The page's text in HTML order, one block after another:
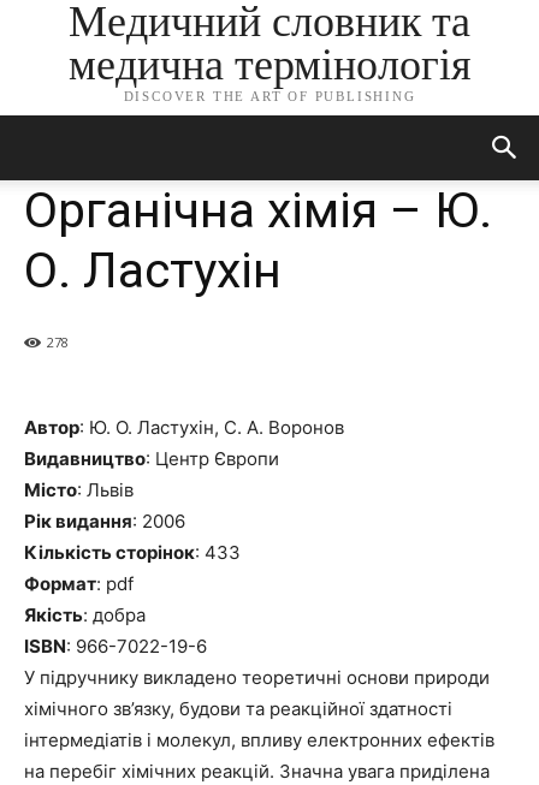
Медичний словник та
медична термінологія
DISCOVER THE ART OF PUBLISHING
Органічна хімія – Ю.
О. Ластухін
278
Автор: Ю. О. Ластухін, С. А. Воронов
Видавництво: Центр Європи
Місто: Львів
Рік видання: 2006
Кількість сторінок: 433
Формат: pdf
Якість: добра
ISBN: 966-7022-19-6
У підручнику викладено теоретичні основи природи
хімічного зв’язку, будови та реакційної здатності
інтермедіатів і молекул, впливу електронних ефектів
на перебіг хімічних реакцій. Значна увага приділена